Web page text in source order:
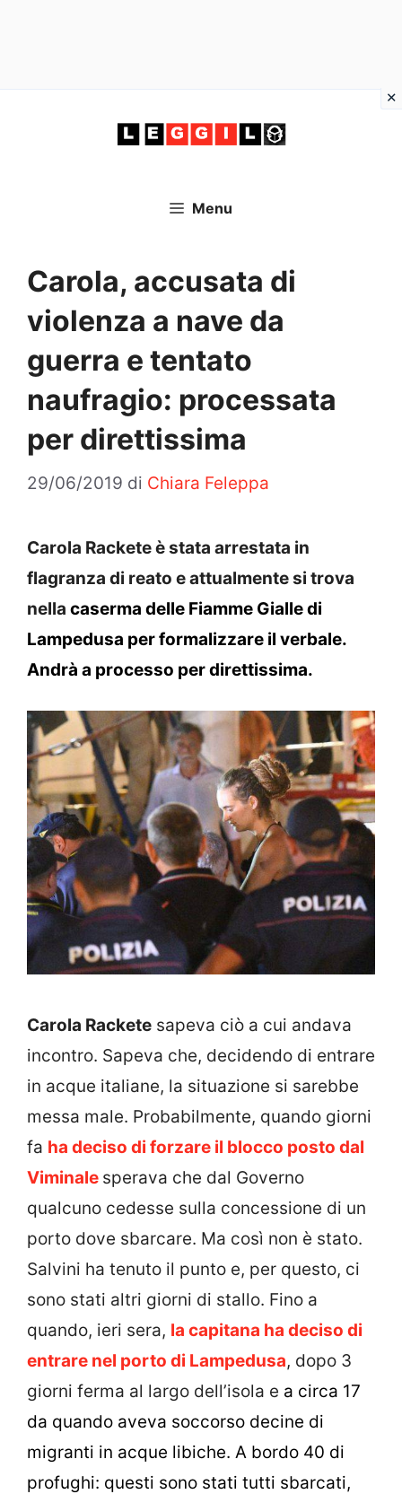
Menu
Carola, accusata di
violenza a nave da
guerra e tentato
naufragio: processata
per direttissima
29/06/2019 di Chiara Feleppa
Carola Rackete è stata arrestata in
flagranza di reato e attualmente si trova
nella caserma delle Fiamme Gialle di
Lampedusa per formalizzare il verbale.
Andrà a processo per direttissima.
Carola Rackete sapeva ciò a cui andava
incontro. Sapeva che, decidendo di entrare
in acque italiane, la situazione si sarebbe
messa male. Probabilmente, quando giorni
fa ha deciso di forzare il blocco posto dal
Viminale sperava che dal Governo
qualcuno cedesse sulla concessione di un
porto dove sbarcare. Ma così non è stato.
Salvini ha tenuto il punto e, per questo, ci
sono stati altri giorni di stallo. Fino a
quando, ieri sera, la capitana ha deciso di
entrare nel porto di Lampedusa, dopo 3
giorni ferma al largo dell’isola e a circa 17
da quando aveva soccorso decine di
migranti in acque libiche. A bordo 40 di
profughi: questi sono stati tutti sbarcati,